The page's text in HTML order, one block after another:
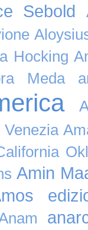
Sebold
Hocking
Meda
Amin